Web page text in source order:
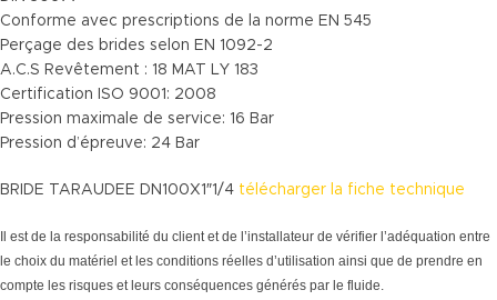
Conforme avec prescriptions de la norme EN 545
Perçage des brides selon EN 1092-2
A.C.S Revêtement : 18 MAT LY 183
Certification ISO 9001: 2008
Pression maximale de service: 16 Bar
Pression d’épreuve: 24 Bar
BRIDE TARAUDEE DN100X1″1/4 télécharger la fiche technique
Il est de la responsabilité du client et de l’installateur de vérifier l’adéquation entre
le choix du matériel et les conditions réelles d’utilisation ainsi que de prendre en
compte les risques et leurs conséquences générés par le fluide.